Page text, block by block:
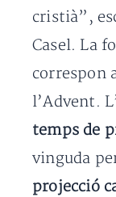
cristià”,
Casel. La
correspon
l’Advent.
temps de
vinguda
projecció